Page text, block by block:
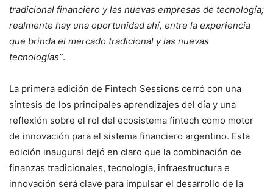
tradicional financiero y las nuevas empresas de tecnología;
realmente hay una oportunidad ahí, entre la experiencia
que brinda el mercado tradicional y las nuevas
tecnologías”.
La primera edición de Fintech Sessions cerró con una
síntesis de los principales aprendizajes del día y una
reflexión sobre el rol del ecosistema fintech como motor
de innovación para el sistema financiero argentino. Esta
edición inaugural dejó en claro que la combinación de
finanzas tradicionales, tecnología, infraestructura e
innovación será clave para impulsar el desarrollo de la